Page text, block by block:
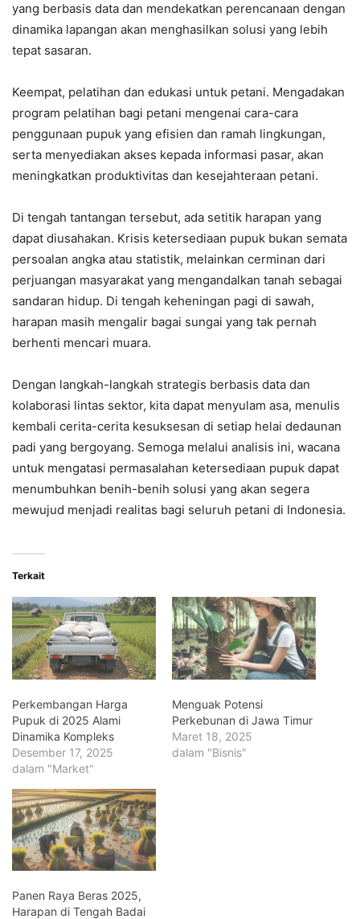
yang berbasis data dan mendekatkan perencanaan dengan
dinamika lapangan akan menghasilkan solusi yang lebih
tepat sasaran.
Keempat, pelatihan dan edukasi untuk petani. Mengadakan
program pelatihan bagi petani mengenai cara-cara
penggunaan pupuk yang efisien dan ramah lingkungan,
serta menyediakan akses kepada informasi pasar, akan
meningkatkan produktivitas dan kesejahteraan petani.
Di tengah tantangan tersebut, ada setitik harapan yang
dapat diusahakan. Krisis ketersediaan pupuk bukan semata
persoalan angka atau statistik, melainkan cerminan dari
perjuangan masyarakat yang mengandalkan tanah sebagai
sandaran hidup. Di tengah keheningan pagi di sawah,
harapan masih mengalir bagai sungai yang tak pernah
berhenti mencari muara.
Dengan langkah-langkah strategis berbasis data dan
kolaborasi lintas sektor, kita dapat menyulam asa, menulis
kembali cerita-cerita kesuksesan di setiap helai dedaunan
padi yang bergoyang. Semoga melalui analisis ini, wacana
untuk mengatasi permasalahan ketersediaan pupuk dapat
menumbuhkan benih-benih solusi yang akan segera
mewujud menjadi realitas bagi seluruh petani di Indonesia.
Terkait
Perkembangan Harga
Pupuk di 2025 Alami
Dinamika Kompleks
Desember 17, 2025
dalam "Market"
Menguak Potensi
Perkebunan di Jawa Timur
Maret 18, 2025
dalam "Bisnis"
Panen Raya Beras 2025,
Harapan di Tengah Badai